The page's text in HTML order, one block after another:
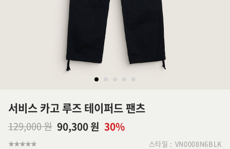
서비스 카고 루즈 테이퍼드 팬츠
129,000 원 90,300 원 30%
스타일 : VN0008N6BLK